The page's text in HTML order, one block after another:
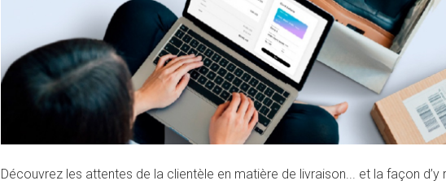
Découvrez les attentes de la clientèle en matière de livraison... et la façon d’y